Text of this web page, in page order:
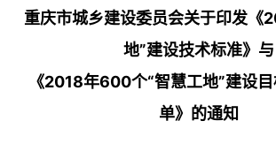
重庆市城乡建设委员会关于印发《
地”建设技术标准》与
《2018年600个“智慧工地”建设
单》的通知